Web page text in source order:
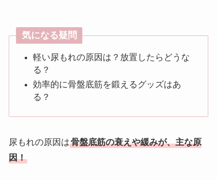
気になる疑問
軽い尿もれの原因は？放置したらどうな
る？
効率的に骨盤底筋を鍛えるグッズはあ
る？
尿もれの原因は骨盤底筋の衰えや緩みが、主な原
因！